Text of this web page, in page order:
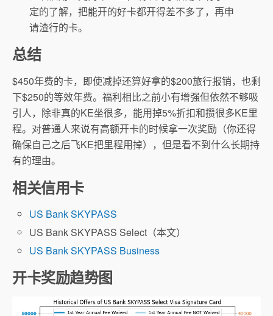
定的了解，把能开的好卡都开得差不多了，再申
请渣行的卡。
总结
$450年费的卡，即使减掉还算好拿的$200旅行报销，也剩
下$250的等效年费。福利相比之前小有增强但依然不够吸
引人，除非真的KE坐很多，能用掉5%折扣和攒很多KE里
程。对普通人来说有高额开卡的时候拿一次奖励（你还得
确保自己之后飞KE把里程用掉），但是看不到什么长期持
有的理由。
相关信用卡
US Bank SKYPASS
US Bank SKYPASS Select（本文）
US Bank SKYPASS Business
开卡奖励趋势图